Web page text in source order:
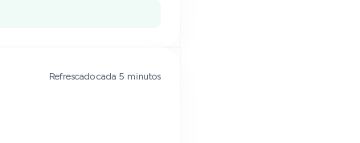
Refrescado cada 5 minutos